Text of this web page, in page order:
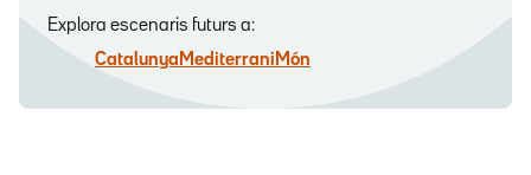
Explora escenaris futurs a:
Catalunya Mediterrani Món